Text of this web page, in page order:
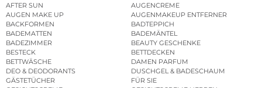
AFTER SUN
AUGENCREME
AUGEN MAKE UP
AUGENMAKEUP ENTFERNER
BACKFORMEN
BADTEPPICH
BADEMATTEN
BADEMÄNTEL
BADEZIMMER
BEAUTY GESCHENKE
BESTECK
BETTDECKEN
BETTWÄSCHE
DAMEN PARFUM
DEO & DEODORANTS
DUSCHGEL & BADESCHAUM
GÄSTETÜCHER
FÜR SIE